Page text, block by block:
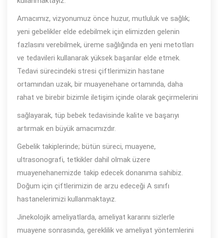
Amacımız, vizyonumuz önce huzur, mutluluk ve sağlık;
yeni gebelikler elde edebilmek için elimizden gelenin
fazlasını verebilmek, üreme sağlığında en yeni metotları
ve tedavileri kullanarak yüksek başarılar elde etmek.
Tedavi sürecindeki stresi çiftlerimizin hastane
ortamından uzak, bir muayenehane ortamında, daha
rahat ve birebir bizimle iletişim içinde olarak geçirmelerini
sağlayarak, tüp bebek tedavisinde kalite ve başarıyı
artırmak en büyük amacımızdır.
Gebelik takiplerinde; bütün süreci, muayene,
ultrasonografi, tetkikler dahil olmak üzere
muayenehanemizde takip edecek donanıma sahibiz.
Doğum için çiftlerimizin de arzu edeceği A sınıfı
hastanelerimizi kullanmaktayız.
Jinekolojik ameliyatlarda, ameliyat kararını sizlerle
muayene sonrasında, gereklilik ve ameliyat yöntemlerini